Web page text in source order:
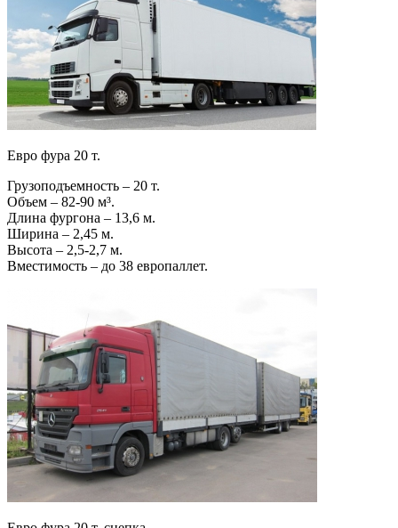
Евро фура 20 т.
Грузоподъемность – 20 т.
Объем – 82-90 м³.
Длина фургона – 13,6 м.
Ширина – 2,45 м.
Высота – 2,5-2,7 м.
Вместимость – до 38 европаллет.